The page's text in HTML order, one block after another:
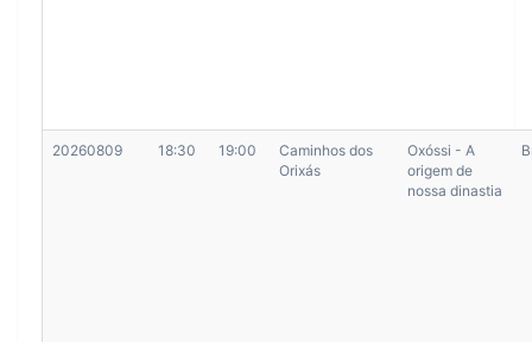
20260809 18:30 19:00
Caminhos dos
Orixás
Oxóssi - A
origem de
nossa dinastia